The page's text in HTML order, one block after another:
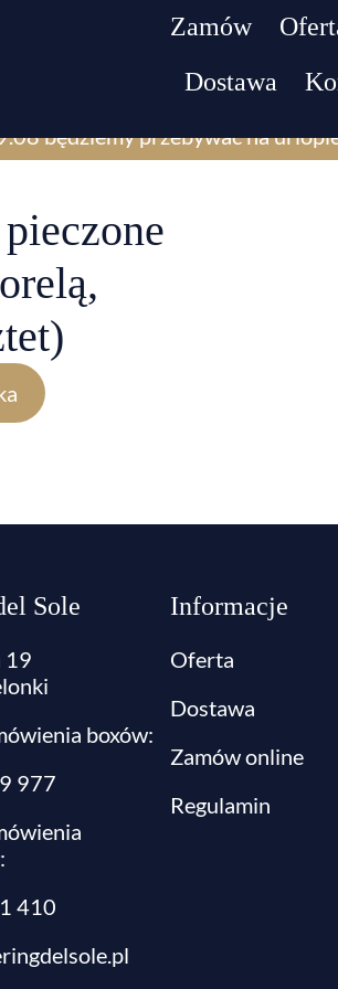
Zamów
Dostawa
będziemy przebywać na
Sole
19
boxów:
977
410
Informacje
Oferta
Dostawa
Zamów online
Regulamin